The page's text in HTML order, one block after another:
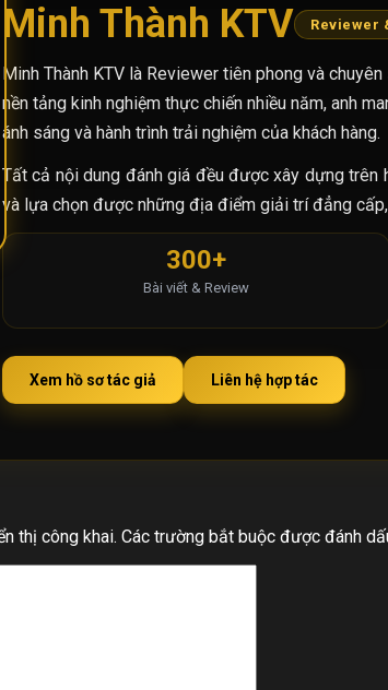
Minh Thành KTV Reviewer
Minh Thành KTV là Reviewer tiên phong và
nền tảng kinh nghiệm thực chiến nhiều năm, anh
ánh sáng và hành trình trải nghiệm của khách hàng.
Tất cả nội dung đánh giá đều được xây dựng trên
và lựa chọn được những địa điểm giải trí đẳng
300+
Bài viết & Review
Xem hồ sơ tác giả Liên hệ hợp tác
thị công khai. Các trường bắt buộc được đánh